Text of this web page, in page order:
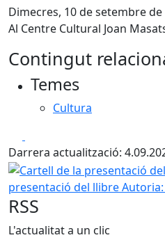
Dimecres, 10 de setembre de
Al Centre Cultural Joan
Contingut
Temes
Cultura
Darrera actualització:
Cartell de la presentació del
presentació del llibre
RSS
L'actualitat a un clic